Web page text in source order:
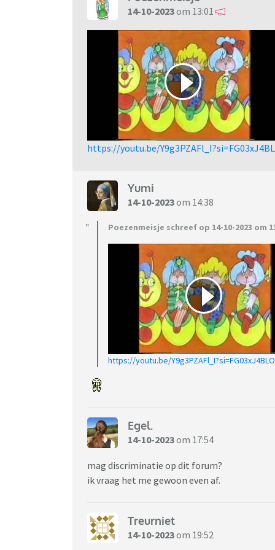
14-10-2023om 13:01
https://youtu.be/
Yumi
14-10-2023om 14:38
Poezenmeisje schreef op 14-10-2023 om
https://youtu.be/
Egel.
14-10-2023om 17:54
mag discriminatie op dit forum?
ik vraag het me gewoon even af.
Treurniet
14-10-2023om 19:52